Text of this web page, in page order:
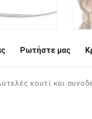
Ρωτήστε μας
κουτί και